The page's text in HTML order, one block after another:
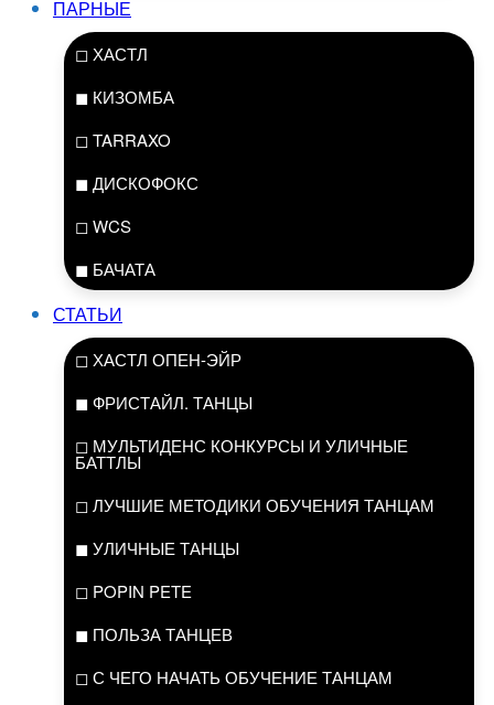
ПАРНЫЕ
◻ ХАСТЛ
◼ КИЗОМБА
◻ TARRAXO
◼ ДИСКОФОКС
◻ WCS
◼ БАЧАТА
СТАТЬИ
◻ ХАСТЛ ОПЕН-ЭЙР
◼ ФРИСТАЙЛ. ТАНЦЫ
◻ МУЛЬТИДЕНС КОНКУРСЫ И УЛИЧНЫЕ
БАТТЛЫ
◻ ЛУЧШИЕ МЕТОДИКИ ОБУЧЕНИЯ ТАНЦАМ
◼ УЛИЧНЫЕ ТАНЦЫ
◻ POPIN PETE
◼ ПОЛЬЗА ТАНЦЕВ
◻ С ЧЕГО НАЧАТЬ ОБУЧЕНИЕ ТАНЦАМ